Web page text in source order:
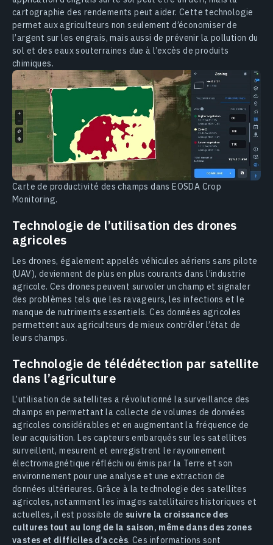
cartographie des rendements peut aider. Cette technologie
permet aux agriculteurs non seulement d’économiser de
l’argent sur les engrais, mais aussi de prévenir la pollution du
sol et des eaux souterraines due à l’excès de produits
chimiques.
Carte de productivité des champs dans EOSDA Crop
Monitoring.
Technologie de l’utilisation des drones
agricoles
Les drones, également appelés véhicules aériens sans pilote
(UAV), deviennent de plus en plus courants dans l’industrie
agricole. Ces drones peuvent survoler un champ et signaler
des problèmes tels que les ravageurs, les infections et le
manque de nutriments essentiels. Ces données agricoles
permettent aux agriculteurs de mieux contrôler l’état de
leurs champs.
Technologie de télédétection par satellite
dans l’agriculture
L’utilisation de satellites a révolutionné la surveillance des
champs en permettant la collecte de volumes de données
agricoles considérables et en augmentant la fréquence de
leur acquisition. Les capteurs embarqués sur les satellites
surveillent, mesurent et enregistrent le rayonnement
électromagnétique réfléchi ou émis par la Terre et son
environnement pour une analyse et une extraction de
données ultérieures. Grâce à la technologie des satellites
agricoles, notamment les images satellitaires historiques et
actuelles, il est possible de suivre la croissance des
cultures tout au long de la saison, même dans des zones
vastes et difficiles d’accès. Ces informations sont